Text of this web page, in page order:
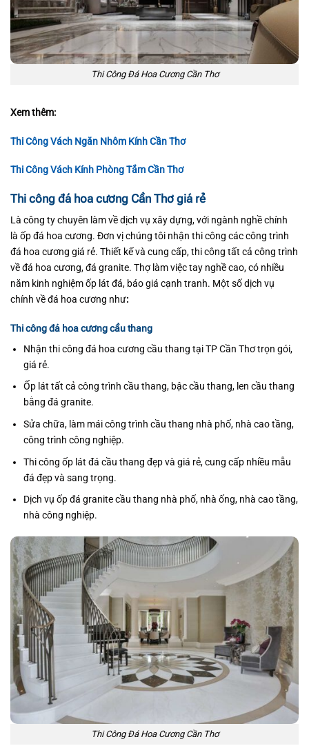
Thi Công Đá Hoa Cương Cần Thơ
Xem thêm:
Thi Công Vách Ngăn Nhôm Kính Cần Thơ
Thi Công Vách Kính Phòng Tắm Cần Thơ
Thi công đá hoa cương Cần Thơ giá rẻ
Là công ty chuyên làm về dịch vụ xây dựng, với ngành nghề chính
là ốp đá hoa cương. Đơn vị chúng tôi nhận thi công các công trình
đá hoa cương giá rẻ. Thiết kế và cung cấp, thi công tất cả công trình
về đá hoa cương, đá granite. Thợ làm việc tay nghề cao, có nhiều
năm kinh nghiệm ốp lát đá, báo giá cạnh tranh. Một số dịch vụ
chính về đá hoa cương như:
Thi công đá hoa cương cầu thang
Nhận thi công đá hoa cương cầu thang tại TP Cần Thơ trọn gói,
giá rẻ.
Ốp lát tất cả công trình cầu thang, bậc cầu thang, len cầu thang
bằng đá granite.
Sửa chữa, làm mái công trình cầu thang nhà phố, nhà cao tầng,
công trình công nghiệp.
Thi công ốp lát đá cầu thang đẹp và giá rẻ, cung cấp nhiều mẫu
đá đẹp và sang trọng.
Dịch vụ ốp đá granite cầu thang nhà phố, nhà ống, nhà cao tầng,
nhà công nghiệp.
Thi Công Đá Hoa Cương Cần Thơ